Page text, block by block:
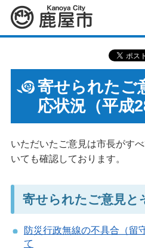
鹿屋市
寄せられたご
応状況（平成
いただいたご意見は市長がす
いても確認しております。
寄せられたご意見と
防災行政無線の不具合（留
て